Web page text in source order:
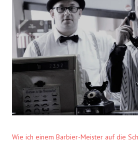
Wie ich einem Barbier-Meister auf die